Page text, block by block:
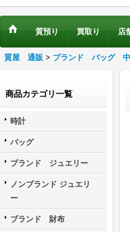
質預り 買取り 店
質屋 通販 > ブランド バッグ
商品カテゴリ一覧
時計
バッグ
ブランド ジュエリー
ノンブランド ジュエリ
ー
ブランド 財布